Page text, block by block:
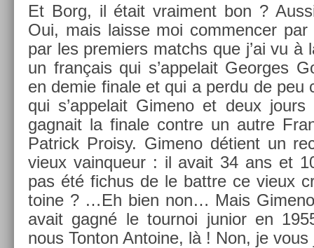
Et Borg, il était vrai­ment bon ?
Oui, mais lais­se moi com­menc­er
par les pre­mi­ers matchs que j’ai vu à
un français qui s’ap­pelait Geor­ges
en demie fin­ale et qui a perdu de peu
qui s’ap­pelait Gimeno et deux
gag­nait la fin­ale con­tre un autre
Pat­rick Pro­isy. Gimeno détient un
vieux vain­queur : il avait 34 ans et
pas été fic­hus de le battre ce vieux
toine ? …Eh bien non… Mais
avait gagné le tour­noi junior en
nous Ton­ton An­toine, là ! Non, je vous